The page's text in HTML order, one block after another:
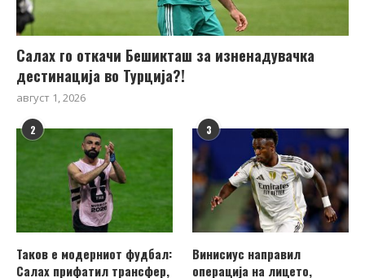
Салах го откачи Бешикташ за изненадувачка
дестинација во Турција?!
август 1, 2026
2
Таков е модерниот фудбал:
Салах прифатил трансфер,
3
Винисиус направил
операција на лицето,